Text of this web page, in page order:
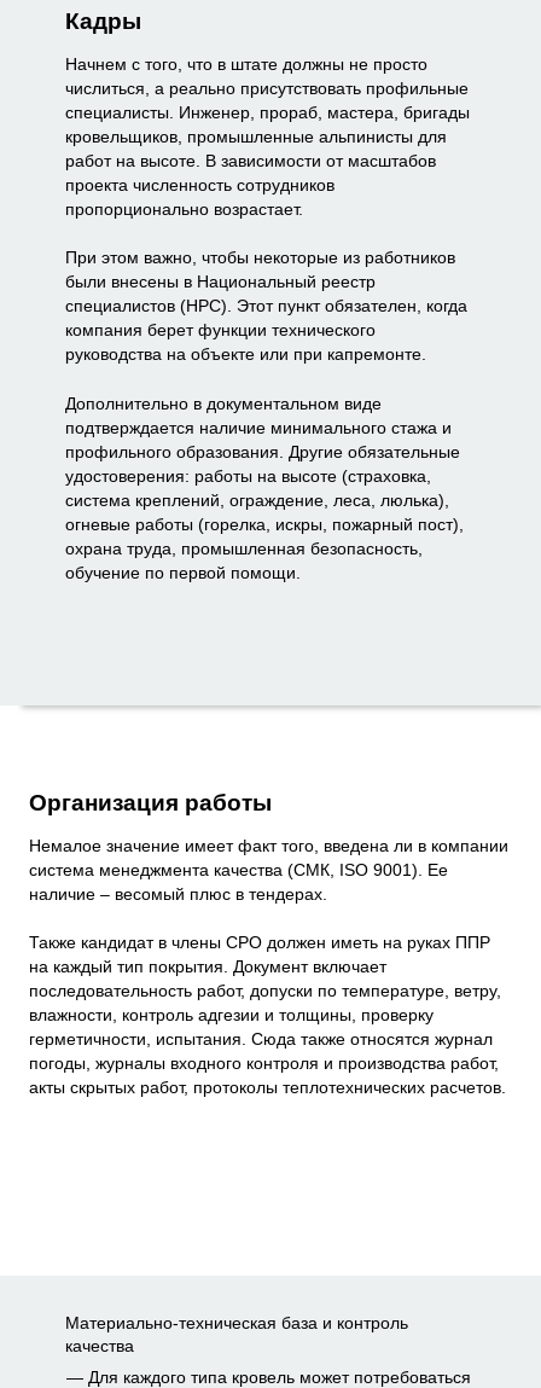
Кадры
Начнем с того, что в штате должны не просто
числиться, а реально присутствовать профильные
специалисты. Инженер, прораб, мастера, бригады
кровельщиков, промышленные альпинисты для
работ на высоте. В зависимости от масштабов
проекта численность сотрудников
пропорционально возрастает.
При этом важно, чтобы некоторые из работников
были внесены в Национальный реестр
специалистов (НРС). Этот пункт обязателен, когда
компания берет функции технического
руководства на объекте или при капремонте.
Дополнительно в документальном виде
подтверждается наличие минимального стажа и
профильного образования. Другие обязательные
удостоверения: работы на высоте (страховка,
система креплений, ограждение, леса, люлька),
огневые работы (горелка, искры, пожарный пост),
охрана труда, промышленная безопасность,
обучение по первой помощи.
Организация работы
Немалое значение имеет факт того, введена ли в компании
система менеджмента качества (СМК, ISO 9001). Ее
наличие – весомый плюс в тендерах.
Также кандидат в члены СРО должен иметь на руках ППР
на каждый тип покрытия. Документ включает
последовательность работ, допуски по температуре, ветру,
влажности, контроль адгезии и толщины, проверку
герметичности, испытания. Сюда также относятся журнал
погоды, журналы входного контроля и производства работ,
акты скрытых работ, протоколы теплотехнических расчетов.
Материально-техническая база и контроль
качества
Для каждого типа кровель может потребоваться